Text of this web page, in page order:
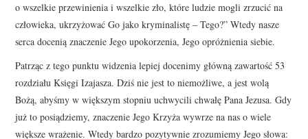
o wszelkie przewinienia i wszelkie zło, które ludzie mogli zrzucić na
człowieka, ukrzyżować Go jako kryminalistę – Tego?” Wtedy nasze
serca docenią znaczenie Jego upokorzenia, Jego opróżnienia siebie.
Patrząc z tego punktu widzenia lepiej docenimy główną zawartość 53
rozdziału Księgi Izajasza. Dziś nie jest to niemożliwe, a jest wolą
Bożą, abyśmy w większym stopniu uchwycili chwałę Pana Jezusa. Gdy
już to posiądziemy, znaczenie Jego Krzyża wywrze na nas o wiele
większe wrażenie. Wtedy bardzo pozytywnie zrozumiemy Jego słowa: